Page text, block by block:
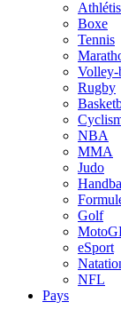
Boxe
Tennis
Volley-
Rugby
NBA
MMA
Judo
Golf
eSport
NFL
Pays